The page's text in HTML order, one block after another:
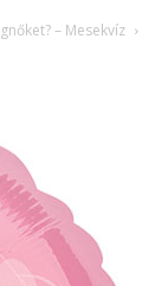
– Mesekvíz